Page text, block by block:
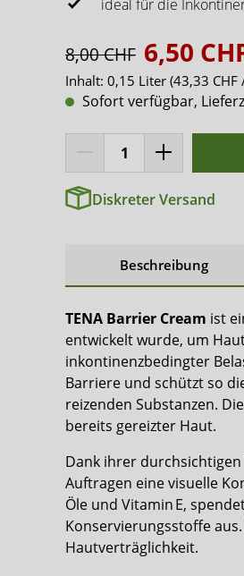
DryNites
ideal für die
8,00 CHF 6,50
Inhalt: 0,15 Liter (43,33 CHF
Sofort verfügbar,
Diskreter Versand
Beschreibung
TENA Barrier Cream ist
entwickelt wurde, um
inkontinenzbedingter
Barriere und schützt so
reizenden Substanzen.
bereits gereizter Haut.
Dank ihrer
Auftragen eine visuelle
Öle und Vitamin E,
Konservierungsstoffe
Hautverträglichkeit.